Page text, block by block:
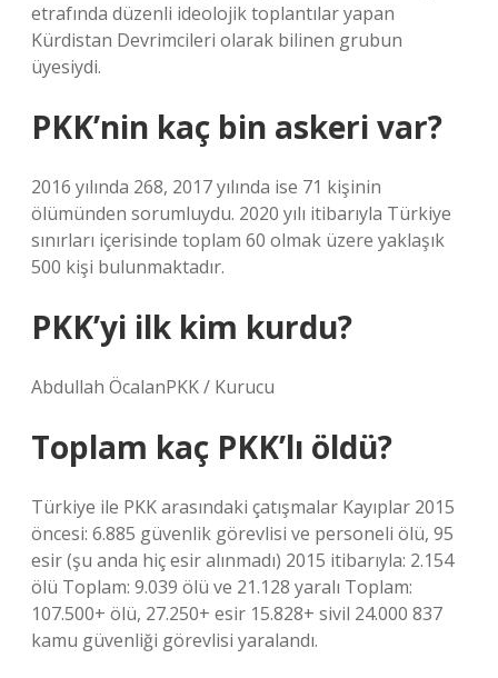
etrafında düzenli ideolojik toplantılar yapan
Kürdistan Devrimcileri olarak bilinen grubun
üyesiydi.
PKK’nin kaç bin askeri var?
2016 yılında 268, 2017 yılında ise 71 kişinin
ölümünden sorumluydu. 2020 yılı itibarıyla Türkiye
sınırları içerisinde toplam 60 olmak üzere yaklaşık
500 kişi bulunmaktadır.
PKK’yi ilk kim kurdu?
Abdullah ÖcalanPKK / Kurucu
Toplam kaç PKK’lı öldü?
Türkiye ile PKK arasındaki çatışmalar Kayıplar 2015
öncesi: 6.885 güvenlik görevlisi ve personeli ölü, 95
esir (şu anda hiç esir alınmadı) 2015 itibarıyla: 2.154
ölü Toplam: 9.039 ölü ve 21.128 yaralı Toplam:
107.500+ ölü, 27.250+ esir 15.828+ sivil 24.000 837
kamu güvenliği görevlisi yaralandı.